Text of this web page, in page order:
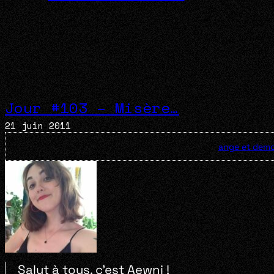
Jour #103 – Misère…
21 juin 2011
ange et
Salut à tous, c’est Aewni !